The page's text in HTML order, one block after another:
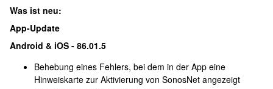
Was ist neu:
App-Update
Android & iOS - 86.01.5
Behebung eines Fehlers, bei dem in der App eine
Hinweiskarte zur Aktivierung von SonosNet angezeigt